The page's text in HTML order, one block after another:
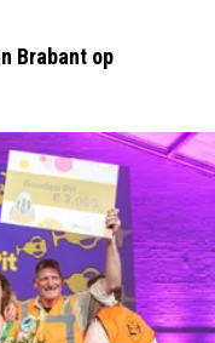
Brabant op